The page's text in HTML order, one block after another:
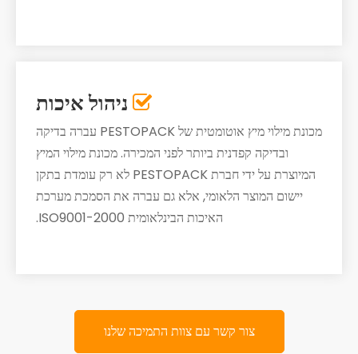
 ניהול איכות
מכונת מילוי מיץ אוטומטית של PESTOPACK עברה בדיקה
ובדיקה קפדנית ביותר לפני המכירה. מכונת מילוי המיץ
המיוצרת על ידי חברת PESTOPACK לא רק עומדת בתקן
יישום המוצר הלאומי, אלא גם עברה את הסמכת מערכת
האיכות הבינלאומית ISO9001-2000.
צור קשר עם צוות התמיכה שלנו